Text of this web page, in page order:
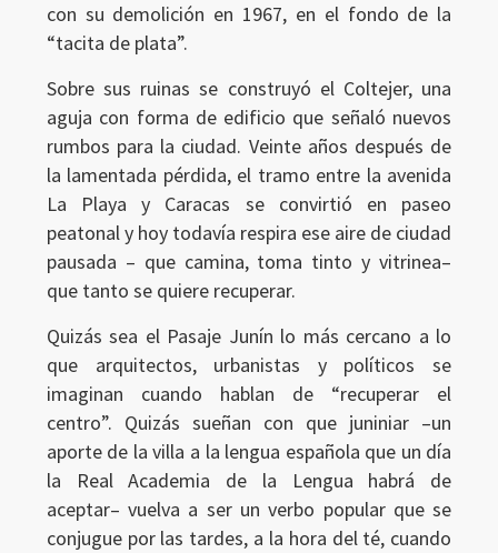
con su demolición en 1967, en el fondo de la
“tacita de plata”.
Sobre sus ruinas se construyó el Coltejer, una
aguja con forma de edificio que señaló nuevos
rumbos para la ciudad. Veinte años después de
la lamentada pérdida, el tramo entre la avenida
La Playa y Caracas se convirtió en paseo
peatonal y hoy todavía respira ese aire de ciudad
pausada – que camina, toma tinto y vitrinea–
que tanto se quiere recuperar.
Quizás sea el Pasaje Junín lo más cercano a lo
que arquitectos, urbanistas y políticos se
imaginan cuando hablan de “recuperar el
centro”. Quizás sueñan con que juniniar –un
aporte de la villa a la lengua española que un día
la Real Academia de la Lengua habrá de
aceptar– vuelva a ser un verbo popular que se
conjugue por las tardes, a la hora del té, cuando
Ingresar